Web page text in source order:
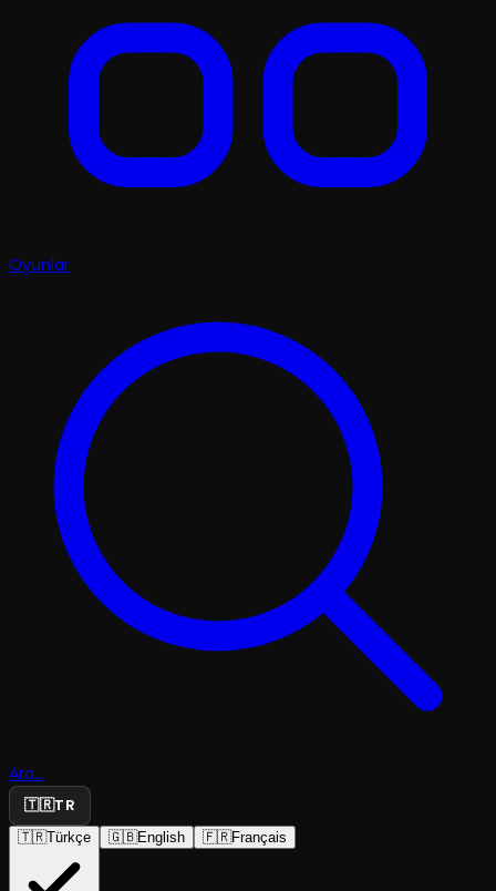
Oyunlar
Ara...
🇹🇷TR
🇹🇷Türkçe 🇬🇧English 🇫🇷Français